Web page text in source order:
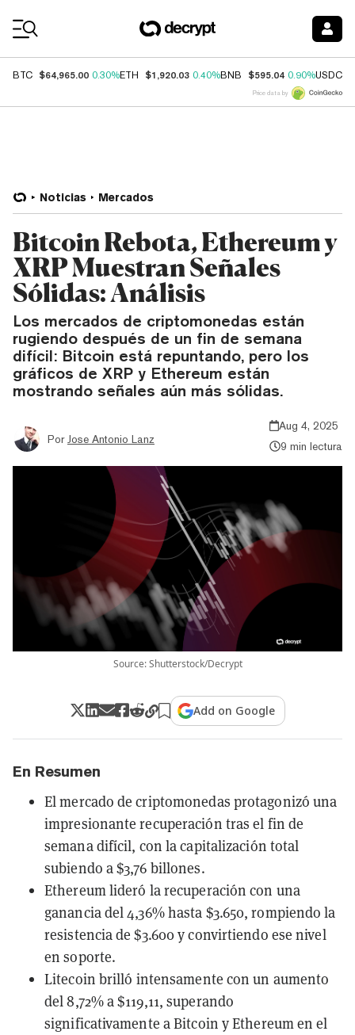
BTC $64,965.00 0.30%ETH $1,920.03 0.40%BNB $595.04 0.90%USDC
Price data by
Noticias Mercados
Bitcoin Rebota, Ethereum y
XRP Muestran Señales
Sólidas: Análisis
Los mercados de criptomonedas están
rugiendo después de un fin de semana
difícil: Bitcoin está repuntando, pero los
gráficos de XRP y Ethereum están
mostrando señales aún más sólidas.
Por Jose Antonio Lanz
Aug 4, 2025
9 min lectura
Source: Shutterstock/Decrypt
Add on Google
En Resumen
El mercado de criptomonedas protagonizó una
impresionante recuperación tras el fin de
semana difícil, con la capitalización total
subiendo a $3,76 billones.
Ethereum lideró la recuperación con una
ganancia del 4,36% hasta $3.650, rompiendo la
resistencia de $3.600 y convirtiendo ese nivel
en soporte.
Litecoin brilló intensamente con un aumento
del 8,72% a $119,11, superando
significativamente a Bitcoin y Ethereum en el